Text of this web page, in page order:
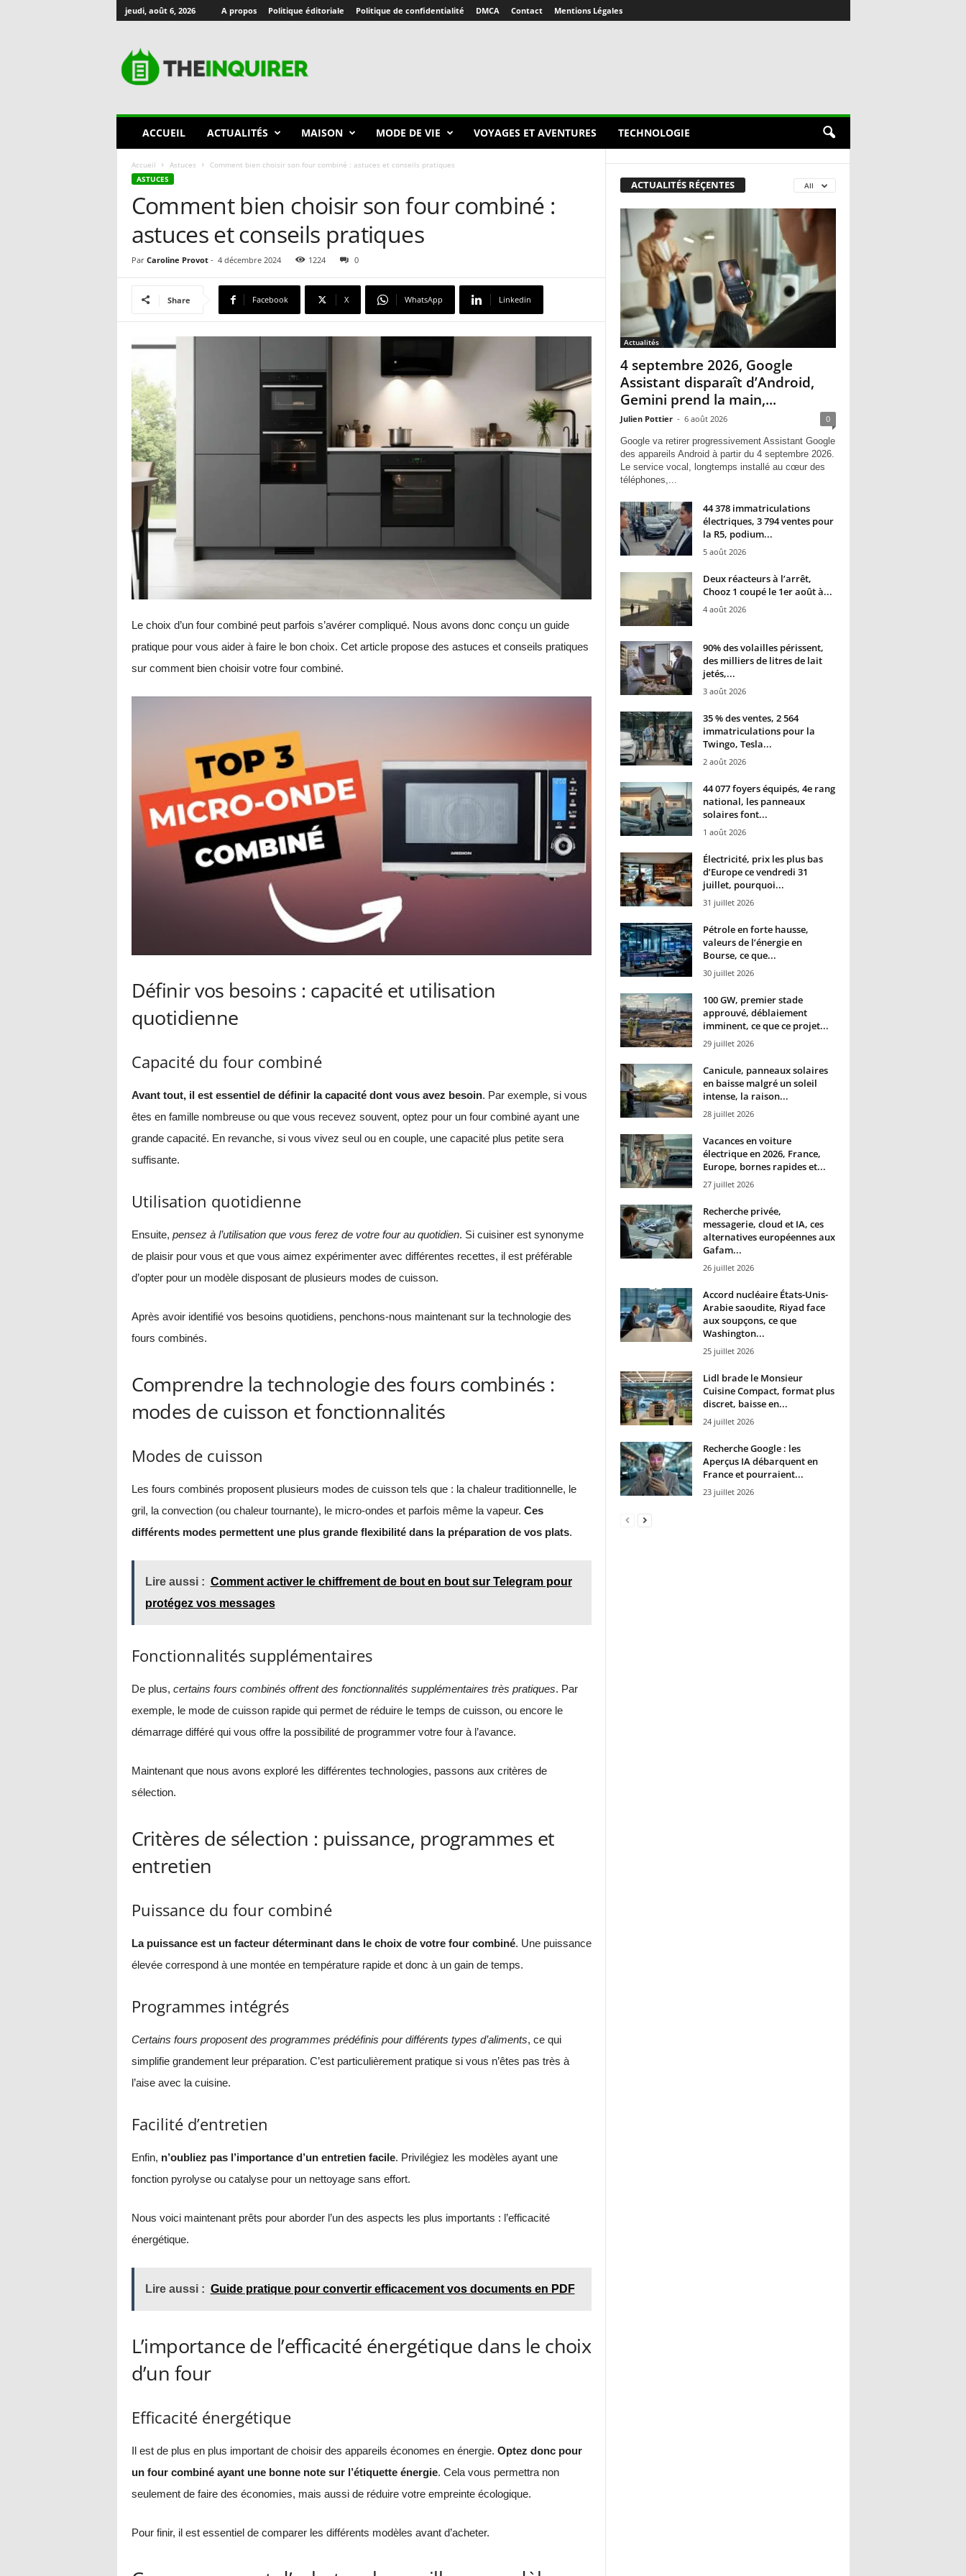
jeudi, août 6, 2026 A propos Politique éditoriale Politique de confidentialité DMCA Contact Mentions Légales
🇫🇷
ACCUEIL ACTUALITÉS MAISON MODE DE VIE VOYAGES ET AVENTURES TECHNOLOGIE
Accueil Astuces
Comment bien choisir son four combiné : astuces et conseils pratiques
ASTUCES
Comment bien choisir son four combiné :
astuces et conseils pratiques
Par Caroline Provot- 4 décembre 2024 1224 0
Share Facebook X WhatsApp Linkedin
Le choix d’un four combiné peut parfois s’avérer compliqué. Nous avons donc conçu un guide
pratique pour vous aider à faire le bon choix. Cet article propose des astuces et conseils pratiques
sur comment bien choisir votre four combiné.
Définir vos besoins : capacité et utilisation
quotidienne
Capacité du four combiné
Avant tout, il est essentiel de définir la capacité dont vous avez besoin. Par exemple, si vous
êtes en famille nombreuse ou que vous recevez souvent, optez pour un four combiné ayant une
grande capacité. En revanche, si vous vivez seul ou en couple, une capacité plus petite sera
suffisante.
Utilisation quotidienne
Ensuite, pensez à l’utilisation que vous ferez de votre four au quotidien. Si cuisiner est synonyme
de plaisir pour vous et que vous aimez expérimenter avec différentes recettes, il est préférable
d’opter pour un modèle disposant de plusieurs modes de cuisson.
Après avoir identifié vos besoins quotidiens, penchons-nous maintenant sur la technologie des
fours combinés.
Comprendre la technologie des fours combinés :
modes de cuisson et fonctionnalités
Modes de cuisson
Les fours combinés proposent plusieurs modes de cuisson tels que : la chaleur traditionnelle, le
gril, la convection (ou chaleur tournante), le micro-ondes et parfois même la vapeur. Ces
différents modes permettent une plus grande flexibilité dans la préparation de vos plats.
Lire aussi : Comment activer le chiffrement de bout en bout sur Telegram pour
protégez vos messages
Fonctionnalités supplémentaires
De plus, certains fours combinés offrent des fonctionnalités supplémentaires très pratiques. Par
exemple, le mode de cuisson rapide qui permet de réduire le temps de cuisson, ou encore le
démarrage différé qui vous offre la possibilité de programmer votre four à l’avance.
Maintenant que nous avons exploré les différentes technologies, passons aux critères de
sélection.
Critères de sélection : puissance, programmes et
entretien
Puissance du four combiné
La puissance est un facteur déterminant dans le choix de votre four combiné. Une puissance
élevée correspond à une montée en température rapide et donc à un gain de temps.
Programmes intégrés
Certains fours proposent des programmes prédéfinis pour différents types d’aliments, ce qui
simplifie grandement leur préparation. C’est particulièrement pratique si vous n’êtes pas très à
l’aise avec la cuisine.
Facilité d’entretien
Enfin, n’oubliez pas l’importance d’un entretien facile. Privilégiez les modèles ayant une
fonction pyrolyse ou catalyse pour un nettoyage sans effort.
Nous voici maintenant prêts pour aborder l’un des aspects les plus importants : l’efficacité
énergétique.
Lire aussi : Guide pratique pour convertir efficacement vos documents en PDF
L’importance de l’efficacité énergétique dans le choix
d’un four
Efficacité énergétique
Il est de plus en plus important de choisir des appareils économes en énergie. Optez donc pour
un four combiné ayant une bonne note sur l’étiquette énergie. Cela vous permettra non
seulement de faire des économies, mais aussi de réduire votre empreinte écologique.
Pour finir, il est essentiel de comparer les différents modèles avant d’acheter.
ACTUALITÉS RÉÇENTES All
Actualités
4 septembre 2026, Google
Assistant disparaît d’Android,
Gemini prend la main,...
Julien Pottier - 6 août 2026 0
Google va retirer progressivement Assistant Google
des appareils Android à partir du 4 septembre 2026.
Le service vocal, longtemps installé au cœur des
téléphones,...
44 378 immatriculations
électriques, 3 794 ventes pour
la R5, podium...
5 août 2026
Deux réacteurs à l’arrêt,
Chooz 1 coupé le 1er août à...
4 août 2026
90% des volailles périssent,
des milliers de litres de lait
jetés,...
3 août 2026
35 % des ventes, 2 564
immatriculations pour la
Twingo, Tesla...
2 août 2026
44 077 foyers équipés, 4e rang
national, les panneaux
solaires font...
1 août 2026
Électricité, prix les plus bas
d’Europe ce vendredi 31
juillet, pourquoi...
31 juillet 2026
Pétrole en forte hausse,
valeurs de l’énergie en
Bourse, ce que...
30 juillet 2026
100 GW, premier stade
approuvé, déblaiement
imminent, ce que ce projet...
29 juillet 2026
Canicule, panneaux solaires
en baisse malgré un soleil
intense, la raison...
28 juillet 2026
Vacances en voiture
électrique en 2026, France,
Europe, bornes rapides et...
27 juillet 2026
Recherche privée,
messagerie, cloud et IA, ces
alternatives européennes aux
Gafam...
26 juillet 2026
Accord nucléaire États-Unis-
Arabie saoudite, Riyad face
aux soupçons, ce que
Washington...
25 juillet 2026
Lidl brade le Monsieur
Cuisine Compact, format plus
discret, baisse en...
24 juillet 2026
Recherche Google : les
Aperçus IA débarquent en
France et pourraient...
23 juillet 2026